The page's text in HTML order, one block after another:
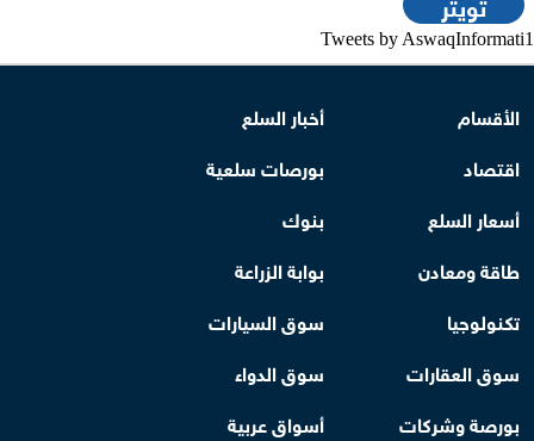
Tweets by AswaqInformati1
الأقسام
أخبار السلع
اقتصاد
بورصات سلعية
أسعار السلع
بنوك
طاقة ومعادن
بوابة الزراعة
تكنولوجيا
سوق السيارات
سوق العقارات
سوق الدواء
بورصة وشركات
أسواق عربية